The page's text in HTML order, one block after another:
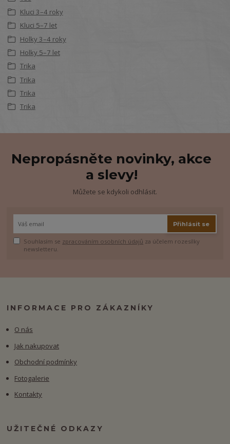
Kluci 3–4 roky
Kluci 5–7 let
Holky 3–4 roky
Holky 5–7 let
Trika
Trika
Trika
Trika
Nepropásněte novinky, akce
a slevy!
Můžete se kdykoli odhlásit.
Přihlásit se
Souhlasím se zpracováním osobních údajů za účelem rozesílky
newsletteru.
INFORMACE PRO ZÁKAZNÍKY
O nás
Jak nakupovat
Obchodní podmínky
Fotogalerie
Kontakty
UŽITEČNÉ ODKAZY